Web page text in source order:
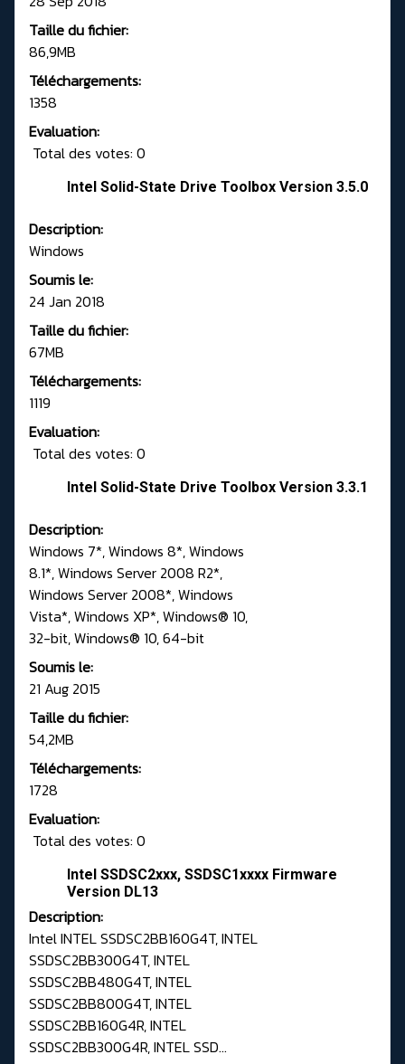
Taille du fichier:
86,9MB
Téléchargements:
1358
Evaluation:
Total des votes: 0
Intel Solid-State Drive Toolbox Version 3.5.0
Description:
Windows
Soumis le:
24 Jan 2018
Taille du fichier:
67MB
Téléchargements:
1119
Evaluation:
Total des votes: 0
Intel Solid-State Drive Toolbox Version 3.3.1
Description:
Windows 7*, Windows 8*, Windows
8.1*, Windows Server 2008 R2*,
Windows Server 2008*, Windows
Vista*, Windows XP*, Windows® 10,
32-bit, Windows® 10, 64-bit
Soumis le:
21 Aug 2015
Taille du fichier:
54,2MB
Téléchargements:
1728
Evaluation:
Total des votes: 0
Intel SSDSC2xxx, SSDSC1xxxx Firmware
Version DL13
Description:
Intel INTEL SSDSC2BB160G4T, INTEL
SSDSC2BB300G4T, INTEL
SSDSC2BB480G4T, INTEL
SSDSC2BB800G4T, INTEL
SSDSC2BB160G4R, INTEL
SSDSC2BB300G4R, INTEL SSD...